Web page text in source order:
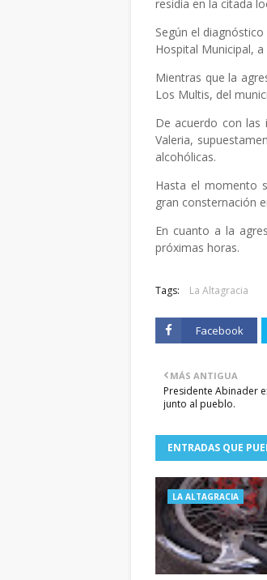
residía en la citada
Según el
Hospital Municipal,
Mientras que la
Los Multis, del
De acuerdo con las
Valeria,
alcohólicas.
Hasta el momento
gran consternación
En cuanto a la
próximas horas.
Tags: La Altagracia
Facebook
MÁS ANTIGUA
Presidente Abinader
junto al pueblo.
ENTRADAS QUE
LA ALTAGRACIA